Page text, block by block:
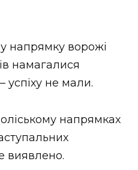
напрямку ворожі
намагалися
успіху не мали.
напрямках
виявлено.